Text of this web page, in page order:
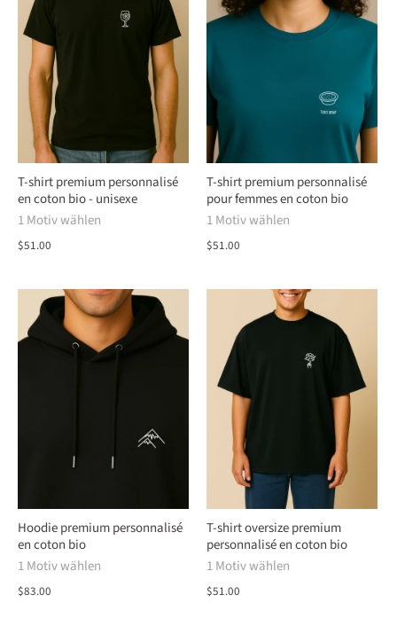
T-shirt premium personnalisé
en coton bio - unisexe
1 Motiv wählen
$51.00
T-shirt premium personnalisé
pour femmes en coton bio
1 Motiv wählen
$51.00
Hoodie premium personnalisé
en coton bio
1 Motiv wählen
$83.00
T-shirt oversize premium
personnalisé en coton bio
1 Motiv wählen
$51.00